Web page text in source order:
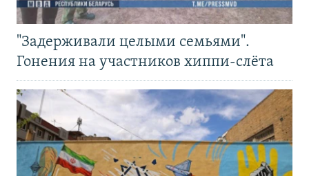
"Задерживали целыми семьями".
Гонения на участников хиппи-слёта